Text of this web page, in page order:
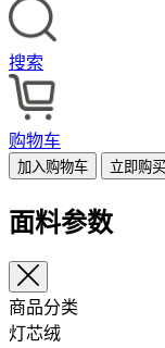
搜索
购物车
加入购物车 立即购买
面料参数
商品分类
灯芯绒